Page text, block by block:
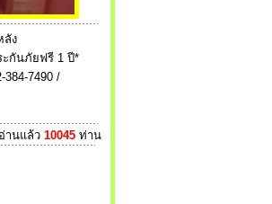
ลัง
ะกันภัยฟรี 1 ปี*
7490 /
อ่านแล้ว 10045ท่าน